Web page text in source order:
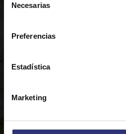
Necesarias
Preferencias
Estadística
Marketing